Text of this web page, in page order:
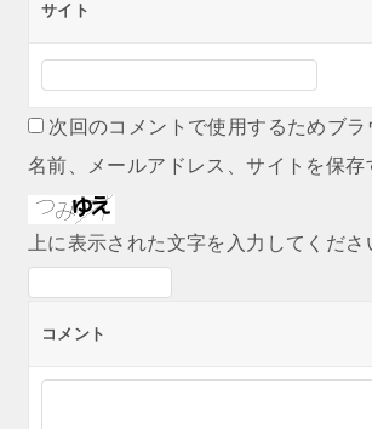
サイト
次回のコメントで使用するためブ
名前、メールアドレス、サイトを保存
上に表示された文字を入力してくださ
コメント